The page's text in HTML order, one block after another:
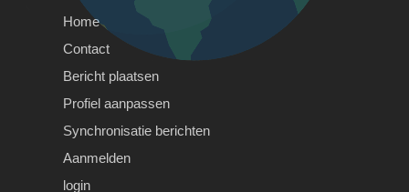
De keuze voor tweedehandsmeubilair
Duurzaamheid is helemaal van deze
tijd en jij kunt hier op…
Home
Contact
Bericht plaatsen
Profiel aanpassen
Synchronisatie berichten
Aanmelden
login